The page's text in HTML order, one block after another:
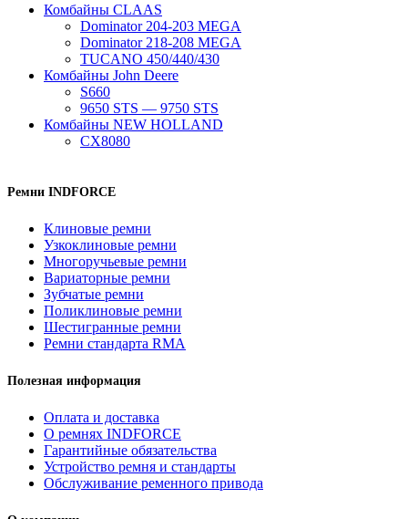
Комбайны CLAAS
Dominator 204-203 MEGA
Dominator 218-208 MEGA
TUCANO 450/440/430
Комбайны John Deere
S660
9650 STS — 9750 STS
Комбайны NEW HOLLAND
CX8080
Ремни INDFORCE
Клиновые ремни
Узкоклиновые ремни
Многоручьевые ремни
Вариаторные ремни
Зубчатые ремни
Поликлиновые ремни
Шестигранные ремни
Ремни стандарта RMA
Полезная информация
Оплата и доставка
О ремнях INDFORCE
Гарантийные обязательства
Устройство ремня и стандарты
Обслуживание ременного привода